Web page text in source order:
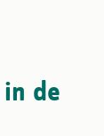
de